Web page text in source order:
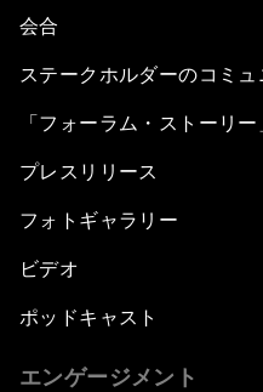
会合
ステークホルダーのコミュ
「フォーラム・ストーリー
プレスリリース
フォトギャラリー
ビデオ
ポッドキャスト
エンゲージメント